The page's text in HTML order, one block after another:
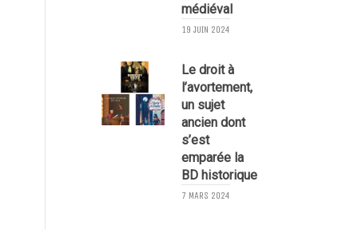
médiéval
19 JUIN 2024
Le droit à
l’avortement,
un sujet
ancien dont
s’est
emparée la
BD historique
7 MARS 2024